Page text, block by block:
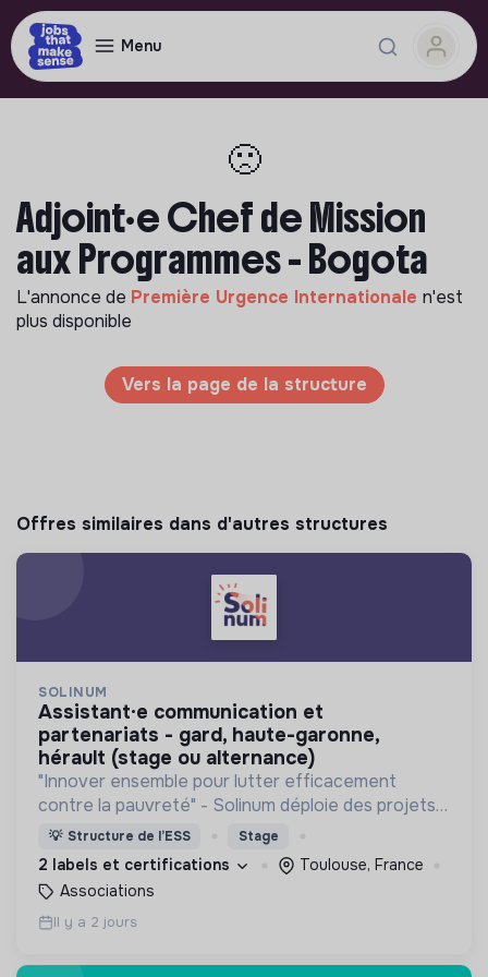
Menu
🙁
Adjoint·e Chef de Mission
aux Programmes - Bogota
L'annonce de Première Urgence Internationale n'est
plus disponible
Vers la page de la structure
Offres similaires dans d'autres structures
SOLINUM
assistant·e communication et
partenariats - gard, haute-garonne,
hérault (stage ou alternance)
"Innover ensemble pour lutter efficacement
contre la pauvreté" - Solinum déploie des projets
d'innovation sociale qui utilisent le numérique pour
participer à la lutte contre la pauvreté
💡 Structure de l’ESS Stage
2 labels et certifications
Toulouse, France
Associations
Il y a 2 jours